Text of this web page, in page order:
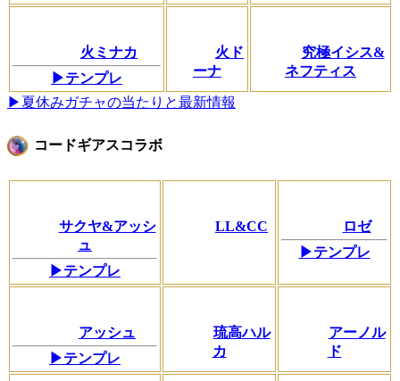
火ミナカ
▶テンプレ
火ド
ーナ
究極イシス&
ネフティス
▶夏休みガチャの当たりと最新情報
コードギアスコラボ
サクヤ&アッシ
ュ
▶テンプレ
LL&CC
ロゼ
▶テンプレ
アッシュ
▶テンプレ
琉高ハル
カ
アーノル
ド